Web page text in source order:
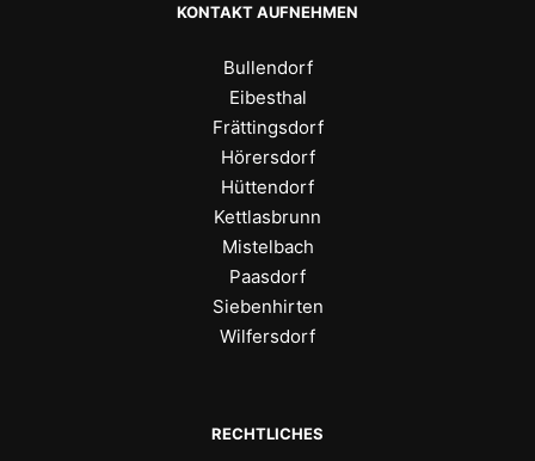
KONTAKT AUFNEHMEN
Bullendorf
Eibesthal
Frättingsdorf
Hörersdorf
Hüttendorf
Kettlasbrunn
Mistelbach
Paasdorf
Siebenhirten
Wilfersdorf
RECHTLICHES